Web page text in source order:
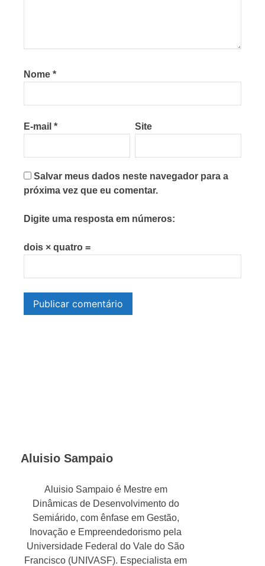
Nome *
E-mail * Site
Salvar meus dados neste navegador para a
próxima vez que eu comentar.
Digite uma resposta em números:
dois × quatro =
Aluisio Sampaio
Aluisio Sampaio é Mestre em
Dinâmicas de Desenvolvimento do
Semiárido, com ênfase em Gestão,
Inovação e Empreendedorismo pela
Universidade Federal do Vale do São
Francisco (UNIVASF). Especialista em